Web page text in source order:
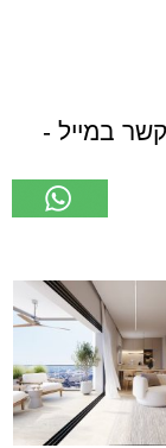
קשר במייל -